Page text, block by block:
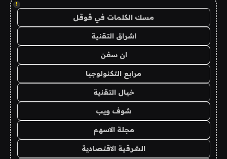
!
مسك الكلمات في قوقل
اشراق التقنية
ان سفن
مرابع التكنولوجيا
خيال التقنية
شوف ويب
مجلة الاسهم
الشرقية الاقتصادية